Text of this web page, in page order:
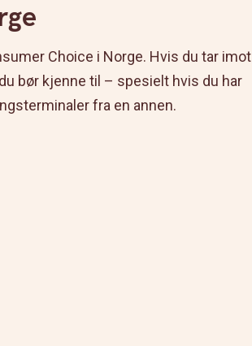
Choice i Norge. Hvis du tar imot
bør kjenne til – spesielt hvis du har
fra en annen.